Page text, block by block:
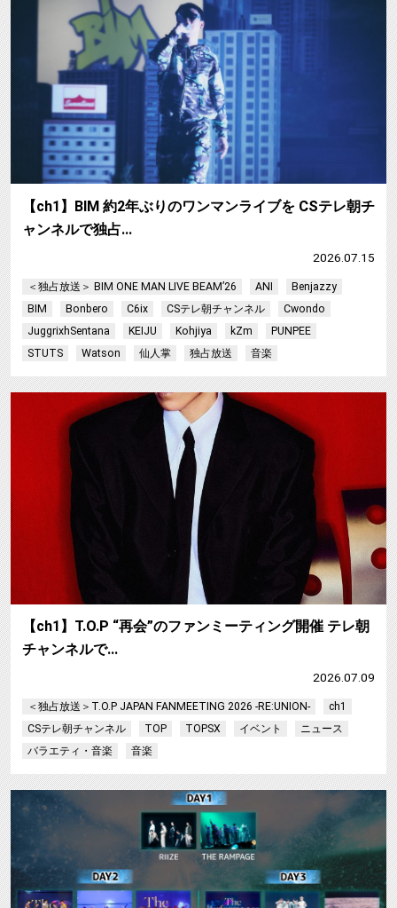
【ch1】BIM 約2年ぶりのワンマンライブを CSテレ朝チ
ャンネルで独占…
2026.07.15
＜独占放送＞ BIM ONE MAN LIVE BEAM’26 ANI
Benjazzy
BIM
Bonbero C6ix CSテレ朝チャンネル
Cwondo
JuggrixhSentana
KEIJU Kohjiya kZm
PUNPEE
STUTS
Watson 仙人掌 独占放送 音楽
【ch1】T.O.P “再会”のファンミーティング開催 テレ朝
チャンネルで…
2026.07.09
＜独占放送＞T.O.P JAPAN FANMEETING 2026 -RE:UNION-
ch1
CSテレ朝チャンネル
TOP TOPSX イベント
ニュース
バラエティ・音楽
音楽